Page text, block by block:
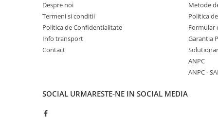
Robinete coltar
Sifoane, ventile si racorduri
Sifoane si ventile lavoar
Baterii Bucatarie
Despre noi
Termeni si conditii
Politica de Confidentialitate
Info transport
Contact
Metode
Politica
Formular
Garantia
ANPC
ANPC -
SOCIAL URMARESTE-NE IN SOCIAL MEDIA